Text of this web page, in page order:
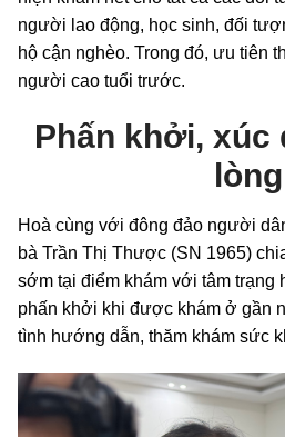
người lao động, học sinh, đối
hộ cận nghèo. Trong đó, ưu tiên
người cao tuổi trước.
Phấn khởi, xúc
lòng
Hoà cùng với đông đảo người
bà Trần Thị Thược (SN 1965)
sớm tại điểm khám với tâm trạng
phấn khởi khi được khám ở gần
tình hướng dẫn, thăm khám sức